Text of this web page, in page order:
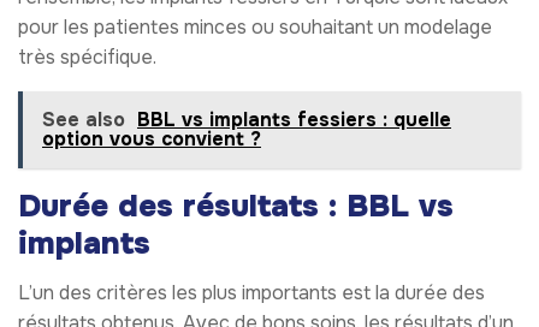
pour les patientes minces ou souhaitant un modelage
très spécifique.
See also BBL vs implants fessiers : quelle
option vous convient ?
Durée des résultats : BBL vs
implants
L’un des critères les plus importants est la durée des